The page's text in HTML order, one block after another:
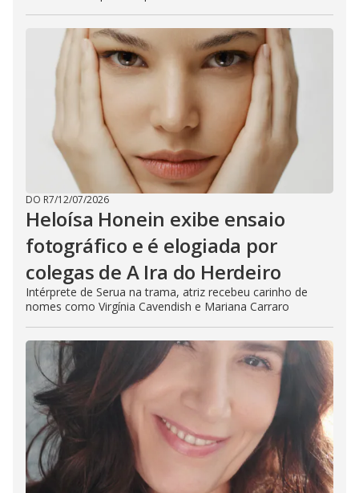
DO R7/12/07/2026
Heloísa Honein exibe ensaio
fotográfico e é elogiada por
colegas de A Ira do Herdeiro
Intérprete de Serua na trama, atriz recebeu carinho de
nomes como Virgínia Cavendish e Mariana Carraro